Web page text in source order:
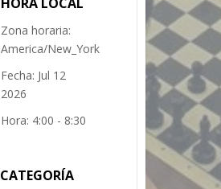
Zona horaria:
America/New_York
Fecha: Jul 12
2026
Hora: 4:00 - 8:30
CATEGORÍA